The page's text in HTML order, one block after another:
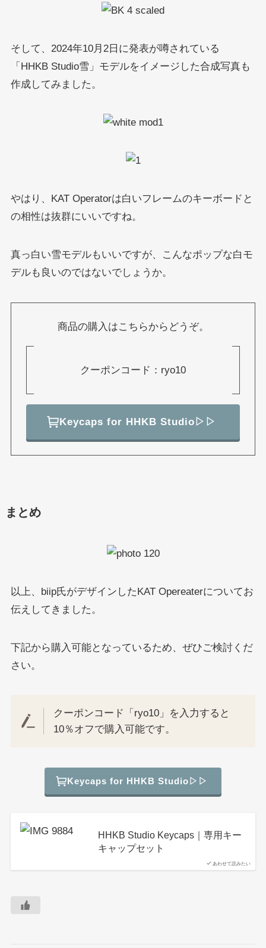
そして、2024年10月2日に発表が噂されている
「HHKB Studio雪」モデルをイメージした合成写真も
作成してみました。
やはり、KAT Operatorは白いフレームのキーボードと
の相性は抜群にいいですね。
真っ白い雪モデルもいいですが、こんなポップな白モ
デルも良いのではないでしょうか。
商品の購入はこちらからどうぞ。
クーポンコード：ryo10
Keycaps for HHKB Studio▷▷
まとめ
以上、biip氏がデザインしたKAT Opereaterについてお
伝えしてきました。
下記から購入可能となっているため、ぜひご検討くだ
さい。
クーポンコード「ryo10」を入力すると
10％オフで購入可能です。
Keycaps for HHKB Studio▷▷
あわせて読みたい
HHKB Studio Keycaps｜専用キー
キャップセット